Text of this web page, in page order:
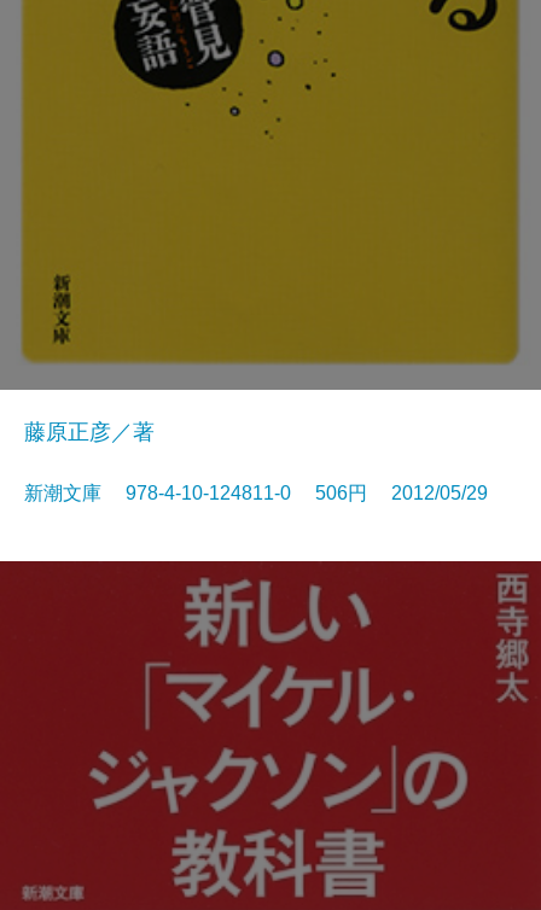
藤原正彦／著
新潮文庫 978-4-10-124811-0 506円 2012/05/29